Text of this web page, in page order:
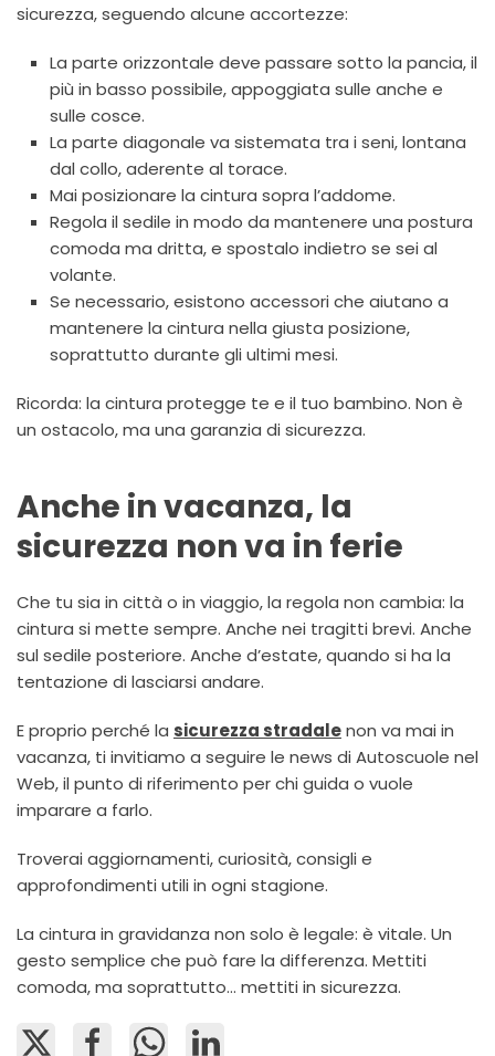
sicurezza, seguendo alcune accortezze:
La parte orizzontale deve passare sotto la pancia, il
più in basso possibile, appoggiata sulle anche e
sulle cosce.
La parte diagonale va sistemata tra i seni, lontana
dal collo, aderente al torace.
Mai posizionare la cintura sopra l’addome.
Regola il sedile in modo da mantenere una postura
comoda ma dritta, e spostalo indietro se sei al
volante.
Se necessario, esistono accessori che aiutano a
mantenere la cintura nella giusta posizione,
soprattutto durante gli ultimi mesi.
Ricorda: la cintura protegge te e il tuo bambino. Non è
un ostacolo, ma una garanzia di sicurezza.
Anche in vacanza, la
sicurezza non va in ferie
Che tu sia in città o in viaggio, la regola non cambia: la
cintura si mette sempre. Anche nei tragitti brevi. Anche
sul sedile posteriore. Anche d’estate, quando si ha la
tentazione di lasciarsi andare.
E proprio perché la sicurezza stradalenon va mai in
vacanza, ti invitiamo a seguire le news di Autoscuole nel
Web, il punto di riferimento per chi guida o vuole
imparare a farlo.
Troverai aggiornamenti, curiosità, consigli e
approfondimenti utili in ogni stagione.
La cintura in gravidanza non solo è legale: è vitale. Un
gesto semplice che può fare la differenza. Mettiti
comoda, ma soprattutto… mettiti in sicurezza.